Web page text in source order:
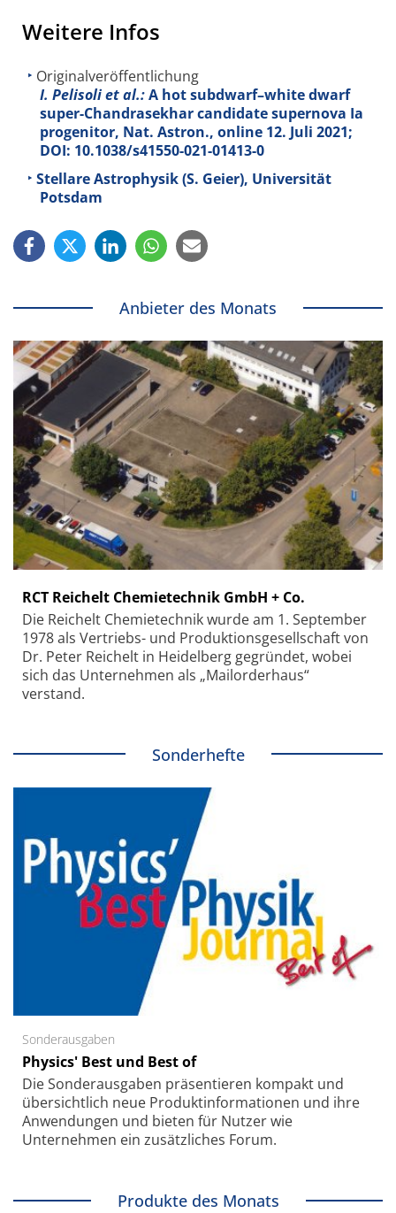
Weitere Infos
Originalveröffentlichung
I. Pelisoli et al.:A hot subdwarf–white dwarf
super-Chandrasekhar candidate supernova Ia
progenitor, Nat. Astron., online 12. Juli 2021;
DOI: 10.1038/s41550-021-01413-0
Stellare Astrophysik (S. Geier), Universität
Potsdam
Anbieter des Monats
RCT Reichelt Chemietechnik GmbH + Co.
Die Reichelt Chemietechnik wurde am 1. September
1978 als Vertriebs- und Produktionsgesellschaft von
Dr. Peter Reichelt in Heidelberg gegründet, wobei
sich das Unternehmen als „Mailorderhaus“
verstand.
Sonderhefte
Sonderausgaben
Physics' Best und Best of
Die Sonder­ausgaben präsentieren kompakt und
übersichtlich neue Produkt­informationen und ihre
Anwendungen und bieten für Nutzer wie
Unternehmen ein zusätzliches Forum.
Produkte des Monats